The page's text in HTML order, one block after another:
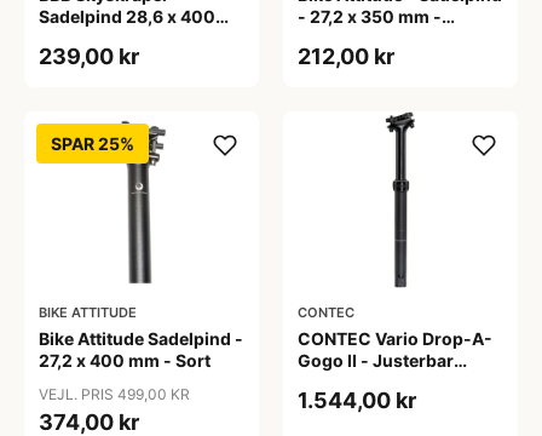
Sadelpind 28,6 x 400
239,00 kr
- 27,2 x 350 mm -
212,00 kr
SPAR 25%
BIKE ATTITUDE
Bike Attitude Sadelpind -
27,2 x 400 mm - Sort
VEJL. PRIS 499,00 KR
374,00 kr
CONTEC
CONTEC Vario Drop-A-
Gogo II - Justerbar
vandring - Ø 27.2 mm -
1.544,00 kr